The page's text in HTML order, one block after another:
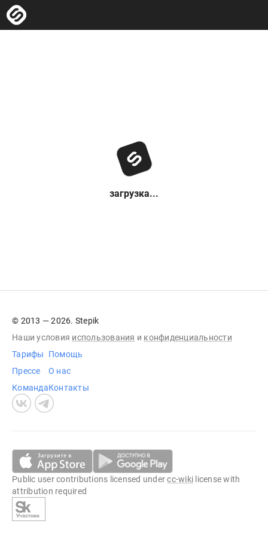
загрузка...
© 2013 — 2026. Stepik
Наши условия использования и конфиденциальности
Тарифы
Прессе
Команда
Помощь
О нас
Контакты
Public user contributions licensed undercc-wiki license with
attribution required